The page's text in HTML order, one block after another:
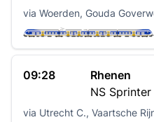
via Woerden, Gouda
09:28
Rhenen
NS Sprinter
via Utrecht C., Vaartsche